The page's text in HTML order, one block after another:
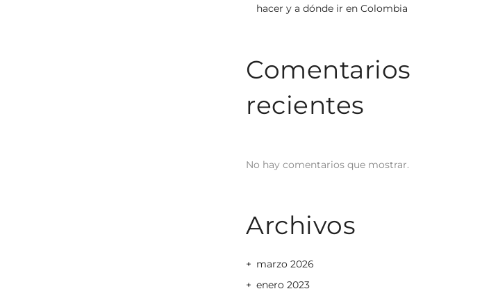
hacer y a dónde ir en Colombia
Comentarios
recientes
No hay comentarios que mostrar.
Archivos
marzo 2026
enero 2023